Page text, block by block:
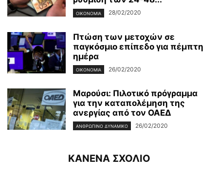
ΟΙΚΟΝΟΜΊΑ 28/02/2020
Πτώση των μετοχών σε
παγκόσμιο επίπεδο για πέμπτη
ημέρα
ΟΙΚΟΝΟΜΊΑ 26/02/2020
Μαρούσι: Πιλοτικό πρόγραμμα
για την καταπολέμηση της
ανεργίας από τον ΟΑΕΔ
ΑΝΘΡΏΠΙΝΟ ΔΥΝΑΜΙΚΌ 26/02/2020
ΚΑΝΕΝΑ ΣΧΟΛΙΟ